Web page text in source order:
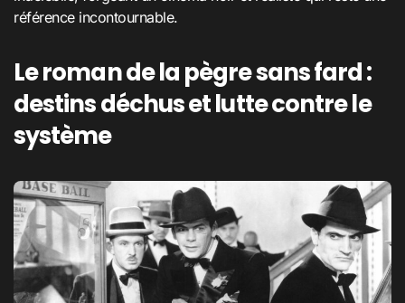
référence incontournable.
Le roman de la pègre sans fard :
destins déchus et lutte contre le
système